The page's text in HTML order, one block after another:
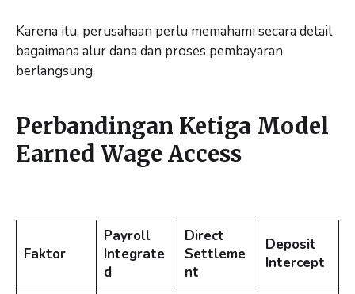
Karena itu, perusahaan perlu memahami secara detail
bagaimana alur dana dan proses pembayaran
berlangsung.
Perbandingan Ketiga Model
Earned Wage Access
Faktor
Payroll
Integrate
d
Direct
Settleme
nt
Deposit
Intercept